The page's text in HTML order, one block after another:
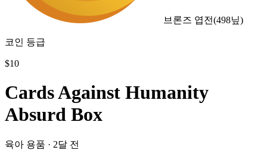
브론즈 엽전(498닢)
코인 등급
$10
Cards Against Humanity
Absurd Box
육아 용품 · 2달 전